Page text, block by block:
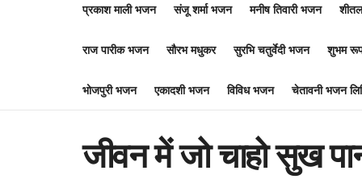
प्रकाश माली भजन संजू शर्मा भजन मनीष तिवारी भजन
राज पारीक भजन सौरभ मधुकर सुरभि चतुर्वेदी भजन शुभम
भोजपुरी भजन एकादशी भजन विविध भजन चेतावनी भजन
जीवन में जो चाहो सुख